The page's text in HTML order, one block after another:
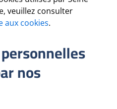
veuillez consulter
aux cookies.
nos